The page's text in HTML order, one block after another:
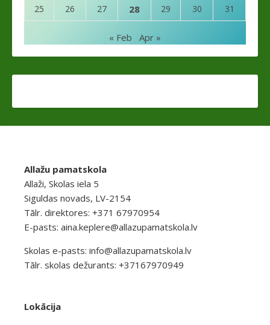
25 26 27 28 29 30 31
« Feb Apr »
Allažu pamatskola
Allaži, Skolas iela 5
Siguldas novads, LV-2154
Tālr. direktores: +371 67970954
E-pasts: aina.keplere@allazupamatskola.lv
Skolas e-pasts: info@allazupamatskola.lv
Tālr. skolas dežurants: +37167970949
Lokācija